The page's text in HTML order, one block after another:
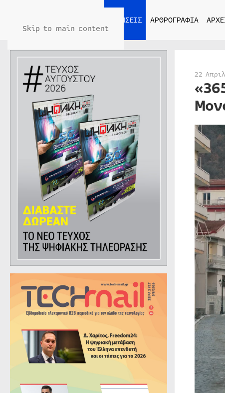
Skip to main content
ΕΙΔΗΣΕΙΣ ΑΡΘΡΟΓΡΑΦΙΑ
22